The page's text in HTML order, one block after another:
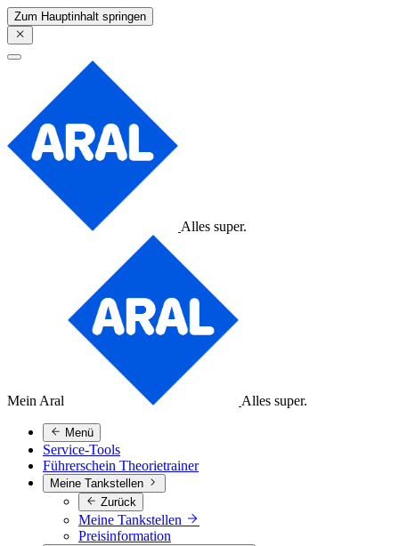
Zum Hauptinhalt springen
Alles super.
Mein Aral Alles super.
Menü
Service-Tools
Führerschein Theorietrainer
Meine Tankstellen
Zurück
Meine Tankstellen
Preisinformation